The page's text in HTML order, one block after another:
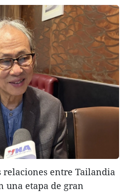
relaciones entre Tailandia
una etapa de gran